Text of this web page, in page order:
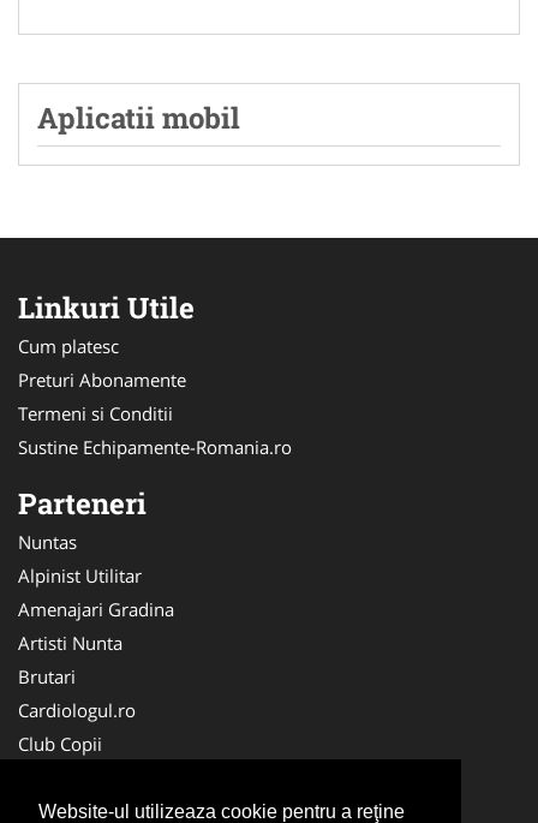
Website-ul utilizeaza cookie pentru a reţine
Aplicatii mobil
Linkuri Utile
Cum platesc
Preturi Abonamente
Termeni si Conditii
Sustine Echipamente-Romania.ro
Parteneri
Nuntas
Alpinist Utilitar
Amenajari Gradina
Artisti Nunta
Brutari
Cardiologul.ro
Club Copii
Ambalaje Romania